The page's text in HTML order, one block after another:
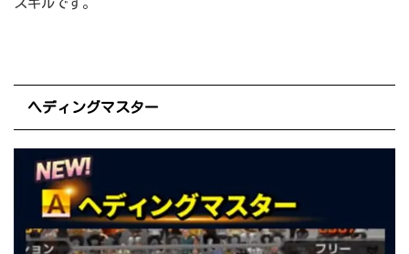
スキルです。
ヘディングマスター